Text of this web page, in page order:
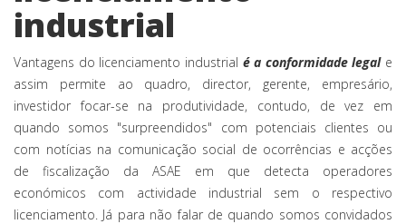
industrial
Vantagens do licenciamento industrial é a conformidade legale
assim permite ao quadro, director, gerente, empresário,
investidor focar-se na produtividade, contudo, de vez em
quando somos "surpreendidos" com potenciais clientes ou
com notícias na comunicação social de ocorrências e acções
de fiscalização da ASAE em que detecta operadores
económicos com actividade industrial sem o respectivo
licenciamento. Já para não falar de quando somos convidados